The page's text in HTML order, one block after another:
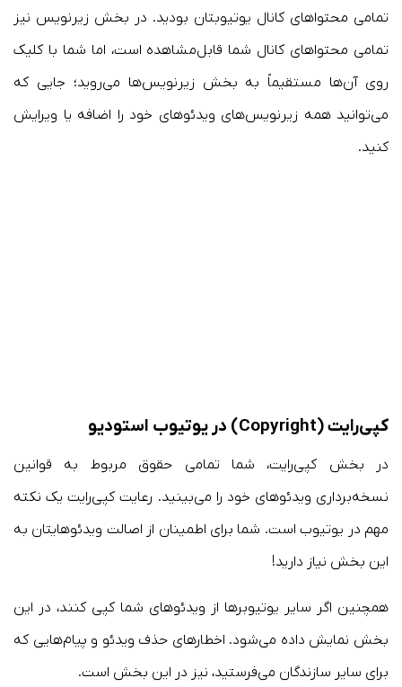
تمامی محتواهای کانال یوتیوبتان بودید. در بخش زیرنویس نیز
تمامی محتواهای کانال شما قابل‌مشاهده است، اما شما با کلیک
روی آن‌ها مستقیماً به بخش زیرنویس‌ها می‌روید؛ جایی که
می‌توانید همه زیرنویس‌های ویدئوهای خود را اضافه یا ویرایش
کنید.
کپی‌رایت (Copyright) در یوتیوب استودیو
در بخش کپی‌رایت، شما تمامی حقوق مربوط به قوانین
نسخه‌برداری ویدئوهای خود را می‌بینید. رعایت کپی‌رایت یک نکته
مهم در یوتیوب است. شما برای اطمینان از اصالت ویدئو‌هایتان به
این بخش نیاز دارید!
همچنین اگر سایر یوتیوبرها از ویدئوهای شما کپی کنند، در این
بخش نمایش داده می‌شود. اخطارهای حذف ویدئو و پیام‌هایی که
برای سایر سازندگان می‌فرستید، نیز در این بخش است.